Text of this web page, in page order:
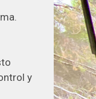
y